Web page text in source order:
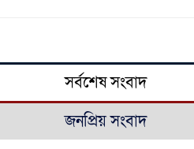
সর্বশেষ সংবাদ
জনপ্রিয় সংবাদ